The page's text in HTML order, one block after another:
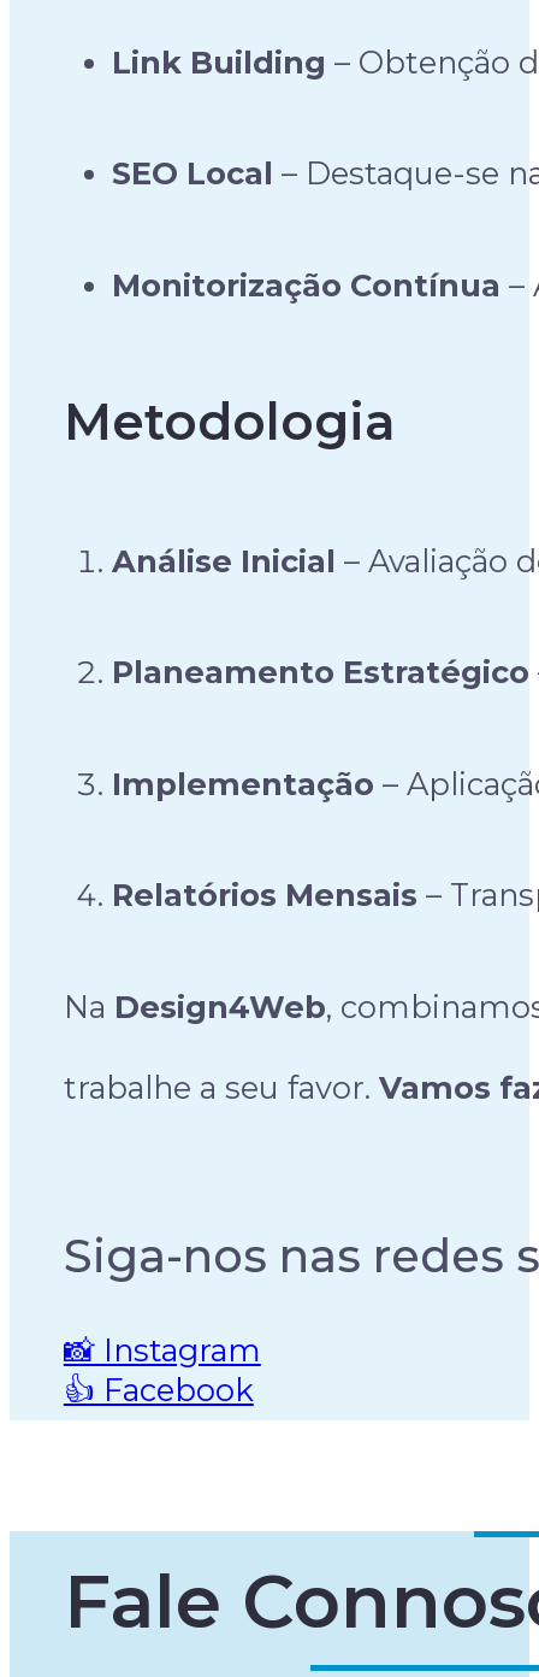
Link Building – Obtenção
SEO Local – Destaque-se
Monitorização Contínua –
Metodologia
Análise Inicial – Avaliação
Planeamento Estratégico
Implementação –
Relatórios Mensais –
Na Design4Web,
trabalhe a seu favor. Vamos
Siga-nos nas redes
📸 Instagram
👍 Facebook
Fale